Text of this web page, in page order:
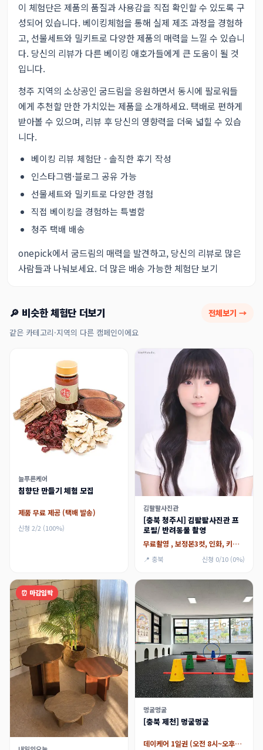
이 체험단은 제품의 품질과 사용감을 직접 확인할 수 있도록 구
성되어 있습니다. 베이킹체험을 통해 실제 제조 과정을 경험하
고, 선물세트와 밀키트로 다양한 제품의 매력을 느낄 수 있습니
다. 당신의 리뷰가 다른 베이킹 애호가들에게 큰 도움이 될 것
입니다.
청주 지역의 소상공인 굼드림을 응원하면서 동시에 팔로워들
에게 추천할 만한 가치있는 제품을 소개하세요. 택배로 편하게
받아볼 수 있으며, 리뷰 후 당신의 영향력을 더욱 넓힐 수 있습
니다.
베이킹 리뷰 체험단 - 솔직한 후기 작성
인스타그램·블로그 공유 가능
선물세트와 밀키트로 다양한 경험
직접 베이킹을 경험하는 특별함
청주 택배 배송
onepick에서 굼드림의 매력을 발견하고, 당신의 리뷰로 많은
사람들과 나눠보세요. 더 많은 배송 가능한 체험단 보기
🔎 비슷한 체험단 더보기 전체보기 →
같은 카테고리·지역의 다른 캠페인이에요
늘푸른케어
침향단 만들기 체험 모집
제품 무료 제공 (택배 발송)
신청 2/2 (100%)
김팔팔사진관
[충북 청주시] 김팔팔사진관 프
로필/ 반려동물 촬영
무료촬영 , 보정본3컷, 인화, 키링1개
📍 충북 신청 0/10 (0%)
⏰ 마감임박
멍굴멍굴
[충북 제천] 멍굴멍굴
데이케어 1일권 (오전 8시~오후7시30분 까지)